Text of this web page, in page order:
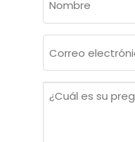
(OBLIGATORIO)
Nombre
electrónico
¿Cuál